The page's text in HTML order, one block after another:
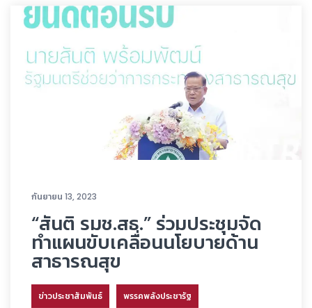
กันยายน 13, 2023
“สันติ รมช.สธ.” ร่วมประชุมจัด
ทำแผนขับเคลื่อนนโยบายด้าน
สาธารณสุข
ข่าวประชาสัมพันธ์ พรรคพลังประชารัฐ